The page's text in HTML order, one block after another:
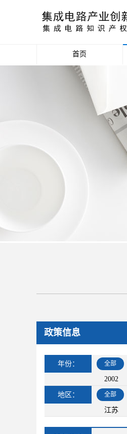
首页
政策信息
年份： 全部
2002
地区： 全部
江苏